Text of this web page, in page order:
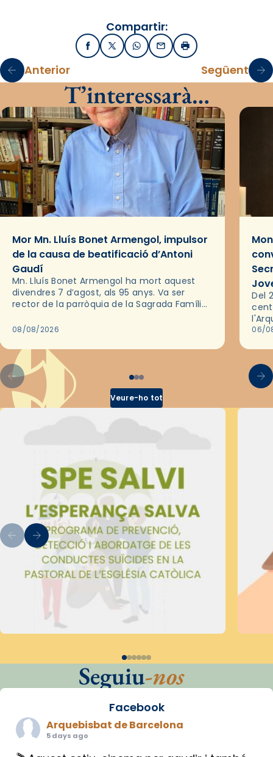
Compartir:
FacebookX / TwitterWhatsApp
EmailImprimir
Anterior Següent
T’interessarà…
Mor Mn. Lluís Bonet Armengol, impulsor
de la causa de beatificació d’Antoni
Gaudí
Mn. Lluís Bonet Armengol ha mort aquest
divendres 7 d’agost, als 95 anys. Va ser
rector de la parròquia de la Sagrada Família
2018,…
08/08/2026
Del
les
06/
Veure-ho tot
Seguiu-nos
Facebook
Arquebisbat de Barcelona
5 days ago